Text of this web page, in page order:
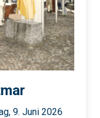
9. Juni 2026